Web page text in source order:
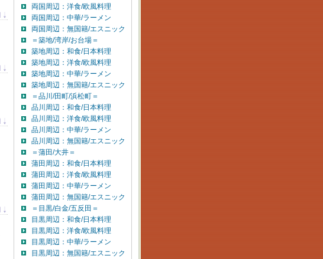
両国周辺：洋食/欧風料理
両国周辺：中華/ラーメン
両国周辺：無国籍/エスニック
＝築地/湾岸/お台場＝
築地周辺：和食/日本料理
築地周辺：洋食/欧風料理
築地周辺：中華/ラーメン
築地周辺：無国籍/エスニック
＝品川/田町/浜松町＝
品川周辺：和食/日本料理
品川周辺：洋食/欧風料理
品川周辺：中華/ラーメン
品川周辺：無国籍/エスニック
＝蒲田/大井＝
蒲田周辺：和食/日本料理
蒲田周辺：洋食/欧風料理
蒲田周辺：中華/ラーメン
蒲田周辺：無国籍/エスニック
＝目黒/白金/五反田＝
目黒周辺：和食/日本料理
目黒周辺：洋食/欧風料理
目黒周辺：中華/ラーメン
目黒周辺：無国籍/エスニック